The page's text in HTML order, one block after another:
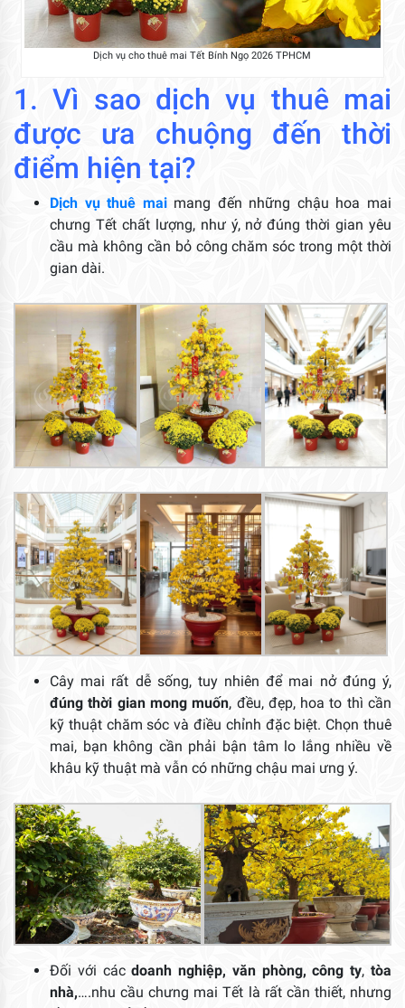
Dịch vụ cho thuê mai Tết Bính Ngọ 2026 TPHCM
1. Vì sao dịch vụ thuê mai
được ưa chuộng đến thời
điểm hiện tại?
Dịch vụ thuê maimang đến những chậu hoa mai
chưng Tết chất lượng, như ý, nở đúng thời gian yêu
cầu mà không cần bỏ công chăm sóc trong một thời
gian dài.
Cây mai rất dễ sống, tuy nhiên để mai nở đúng ý,
đúng thời gian mong muốn, đều, đẹp, hoa to thì cần
kỹ thuật chăm sóc và điều chỉnh đặc biệt. Chọn thuê
mai, bạn không cần phải bận tâm lo lắng nhiều về
khâu kỹ thuật mà vẫn có những chậu mai ưng ý.
Đối với cácdoanh nghiệp, văn phòng, công ty,tòa
nhà,….nhu cầu chưng mai Tết là rất cần thiết, nhưng